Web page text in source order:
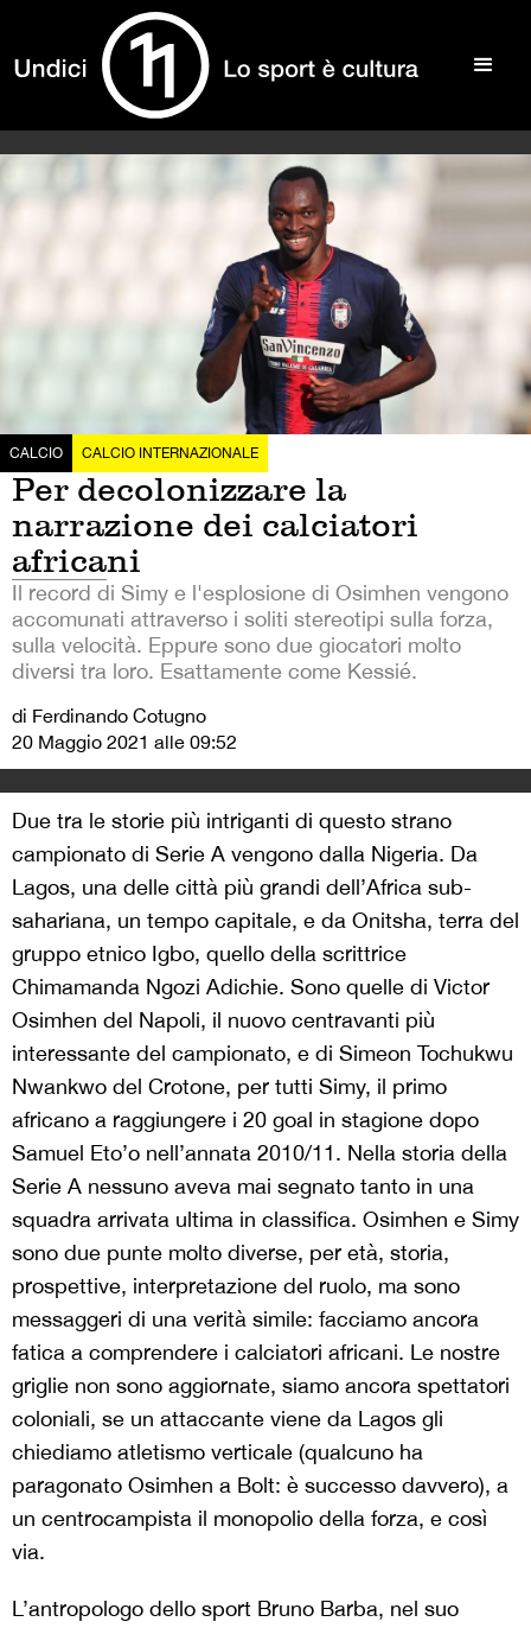
CALCIO CALCIO INTERNAZIONALE
Per decolonizzare la
narrazione dei calciatori
africani
Il record di Simy e l'esplosione di Osimhen vengono
accomunati attraverso i soliti stereotipi sulla forza,
sulla velocità. Eppure sono due giocatori molto
diversi tra loro. Esattamente come Kessié.
di Ferdinando Cotugno
20 Maggio 2021 alle 09:52
Due tra le storie più intriganti di questo strano
campionato di Serie A vengono dalla Nigeria. Da
Lagos, una delle città più grandi dell’Africa sub-
sahariana, un tempo capitale, e da Onitsha, terra del
gruppo etnico Igbo, quello della scrittrice
Chimamanda Ngozi Adichie. Sono quelle di Victor
Osimhen del Napoli, il nuovo centravanti più
interessante del campionato, e di Simeon Tochukwu
Nwankwo del Crotone, per tutti Simy, il primo
africano a raggiungere i 20 goal in stagione dopo
Samuel Eto’o nell’annata 2010/11. Nella storia della
Serie A nessuno aveva mai segnato tanto in una
squadra arrivata ultima in classifica. Osimhen e Simy
sono due punte molto diverse, per età, storia,
prospettive, interpretazione del ruolo, ma sono
messaggeri di una verità simile: facciamo ancora
fatica a comprendere i calciatori africani. Le nostre
griglie non sono aggiornate, siamo ancora spettatori
coloniali, se un attaccante viene da Lagos gli
chiediamo atletismo verticale (qualcuno ha
paragonato Osimhen a Bolt: è successo davvero), a
un centrocampista il monopolio della forza, e così
via.
L’antropologo dello sport Bruno Barba, nel suo